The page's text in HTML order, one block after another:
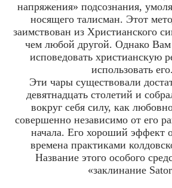
напряжения» подсознания,
носящего талисман. Этот
заимствован из Христианского
чем любой другой. Однако Вам
исповедовать христианскую
использовать его.
Эти чары существовали
девятнадцать столетий и
вокруг себя силу, как
совершенно независимо от его
начала. Его хороший эффект
времена практиками
Название этого особого
«заклинание